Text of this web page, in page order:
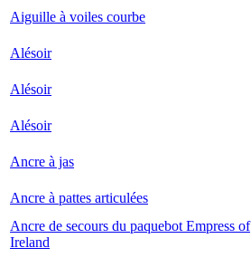
Aiguille à voiles courbe
Alésoir
Alésoir
Alésoir
Ancre à jas
Ancre à pattes articulées
Ancre de secours du paquebot Empress of
Ireland